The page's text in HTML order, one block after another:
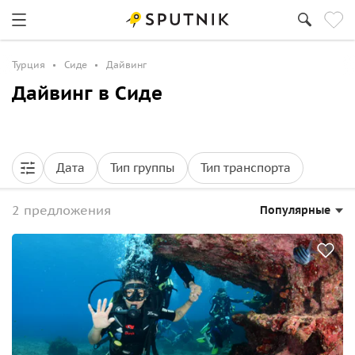
Турция Сиде Дайвинг
Дайвинг в Сиде
Дата Тип группы Тип транспорта
2 предложения Популярные